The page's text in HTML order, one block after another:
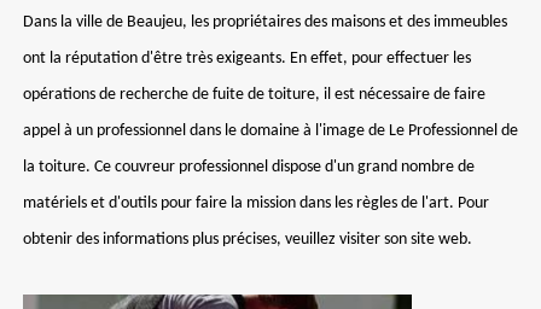
Dans la ville de Beaujeu, les propriétaires des maisons et des immeubles
ont la réputation d'être très exigeants. En effet, pour effectuer les
opérations de recherche de fuite de toiture, il est nécessaire de faire
appel à un professionnel dans le domaine à l'image de Le Professionnel de
la toiture. Ce couvreur professionnel dispose d'un grand nombre de
matériels et d'outils pour faire la mission dans les règles de l'art. Pour
obtenir des informations plus précises, veuillez visiter son site web.